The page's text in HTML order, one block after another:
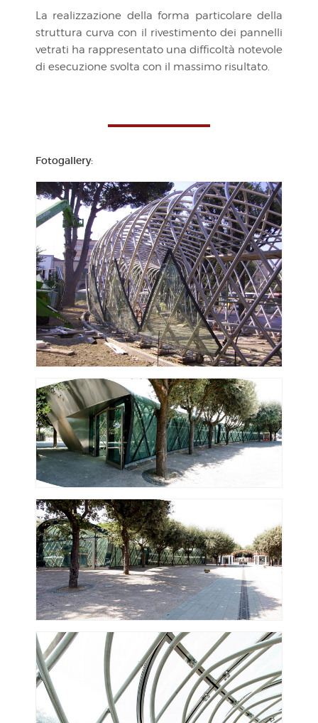
La realizzazione della forma particolare della
struttura curva con il rivestimento dei pannelli
vetrati ha rappresentato una difficoltà notevole
di esecuzione svolta con il massimo risultato.
Fotogallery: